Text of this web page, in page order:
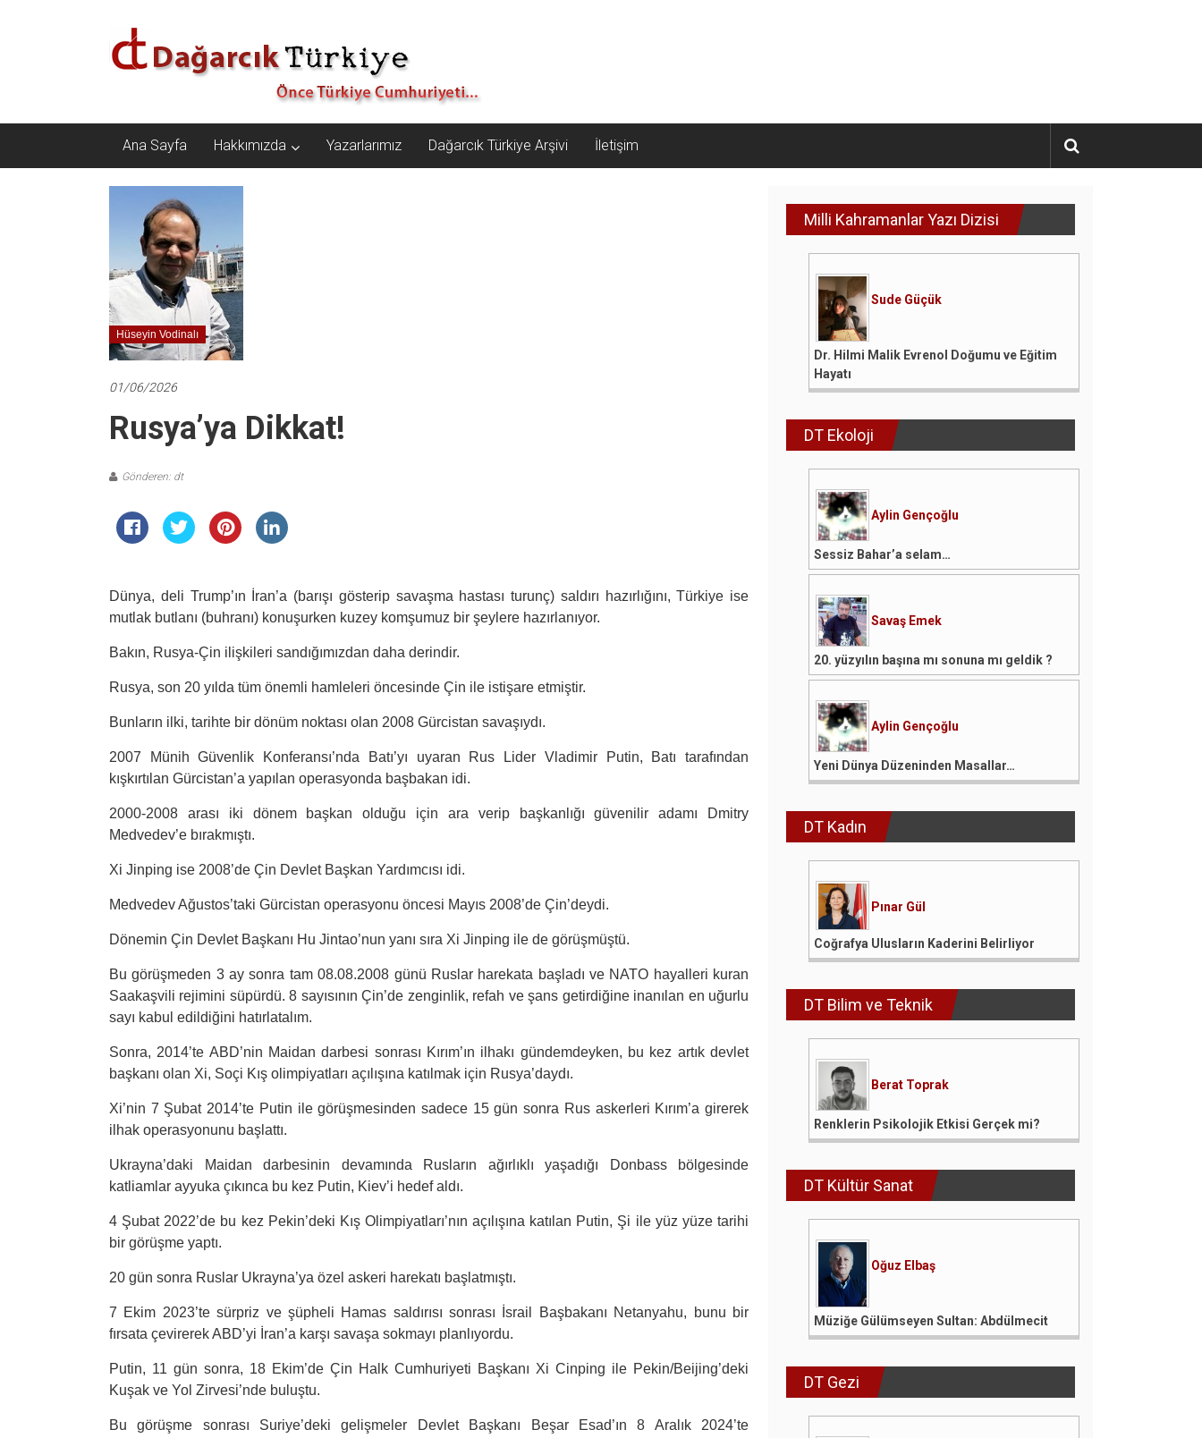
Dağarcık
Türkiye
Türkiye
Cumhuriyeti…
Ana Sayfa Hakkımızda Yazarlarımız Dağarcık Türkiye Arşivi İletişim
Hüseyin Vodinalı
01/06/2026
Rusya’ya Dikkat!
Gönderen: dt
Dünya, deli Trump’ın İran’a (barışı gösterip savaşma hastası turunç) saldırı hazırlığını, Türkiye ise
mutlak butlanı (buhranı) konuşurken kuzey komşumuz bir şeylere hazırlanıyor.
Bakın, Rusya-Çin ilişkileri sandığımızdan daha derindir.
Rusya, son 20 yılda tüm önemli hamleleri öncesinde Çin ile istişare etmiştir.
Bunların ilki, tarihte bir dönüm noktası olan 2008 Gürcistan savaşıydı.
2007 Münih Güvenlik Konferansı’nda Batı’yı uyaran Rus Lider Vladimir Putin, Batı tarafından
kışkırtılan Gürcistan’a yapılan operasyonda başbakan idi.
2000-2008 arası iki dönem başkan olduğu için ara verip başkanlığı güvenilir adamı Dmitry
Medvedev’e bırakmıştı.
Xi Jinping ise 2008’de Çin Devlet Başkan Yardımcısı idi.
Medvedev Ağustos’taki Gürcistan operasyonu öncesi Mayıs 2008’de Çin’deydi.
Dönemin Çin Devlet Başkanı Hu Jintao’nun yanı sıra Xi Jinping ile de görüşmüştü.
Bu görüşmeden 3 ay sonra tam 08.08.2008 günü Ruslar harekata başladı ve NATO hayalleri kuran
Saakaşvili rejimini süpürdü. 8 sayısının Çin’de zenginlik, refah ve şans getirdiğine inanılan en uğurlu
sayı kabul edildiğini hatırlatalım.
Sonra, 2014’te ABD’nin Maidan darbesi sonrası Kırım’ın ilhakı gündemdeyken, bu kez artık devlet
başkanı olan Xi, Soçi Kış olimpiyatları açılışına katılmak için Rusya’daydı.
Xi’nin 7 Şubat 2014’te Putin ile görüşmesinden sadece 15 gün sonra Rus askerleri Kırım’a girerek
ilhak operasyonunu başlattı.
Ukrayna’daki Maidan darbesinin devamında Rusların ağırlıklı yaşadığı Donbass bölgesinde
katliamlar ayyuka çıkınca bu kez Putin, Kiev’i hedef aldı.
4 Şubat 2022’de bu kez Pekin’deki Kış Olimpiyatları’nın açılışına katılan Putin, Şi ile yüz yüze tarihi
bir görüşme yaptı.
20 gün sonra Ruslar Ukrayna’ya özel askeri harekatı başlatmıştı.
7 Ekim 2023’te sürpriz ve şüpheli Hamas saldırısı sonrası İsrail Başbakanı Netanyahu, bunu bir
fırsata çevirerek ABD’yi İran’a karşı savaşa sokmayı planlıyordu.
Putin, 11 gün sonra, 18 Ekim’de Çin Halk Cumhuriyeti Başkanı Xi Cinping ile Pekin/Beijing’deki
Kuşak ve Yol Zirvesi’nde buluştu.
Bu görüşme sonrası Suriye’deki gelişmeler Devlet Başkanı Beşar Esad’ın 8 Aralık 2024’te
Milli Kahramanlar Yazı Dizisi
Sude Güçük
Dr. Hilmi Malik Evrenol Doğumu ve Eğitim
Hayatı
DT Ekoloji
Aylin Gençoğlu
Sessiz Bahar’a selam…
Savaş Emek
20. yüzyılın başına mı sonuna mı geldik ?
Aylin Gençoğlu
Yeni Dünya Düzeninden Masallar…
DT Kadın
Pınar Gül
Coğrafya Ulusların Kaderini Belirliyor
DT Bilim ve Teknik
Berat Toprak
Renklerin Psikolojik Etkisi Gerçek mi?
DT Kültür Sanat
Oğuz Elbaş
Müziğe Gülümseyen Sultan: Abdülmecit
DT Gezi